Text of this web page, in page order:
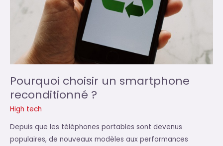
Pourquoi choisir un smartphone
reconditionné ?
High tech
Depuis que les téléphones portables sont devenus
populaires, de nouveaux modèles aux performances